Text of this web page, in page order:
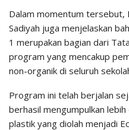
Dalam momentum tersebut,
Sadiyah juga menjelaskan
1 merupakan bagian dari
program yang mencakup
non-organik di seluruh
Program ini telah berjalan
berhasil mengumpulkan
plastik yang diolah menjadi